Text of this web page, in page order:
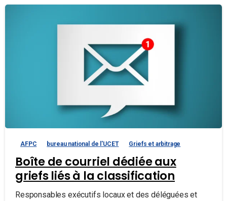
AFPC bureau national de l'UCET Griefs et arbitrage
Boîte de courriel dédiée aux
griefs liés à la classification
Responsables exécutifs locaux et des déléguées et